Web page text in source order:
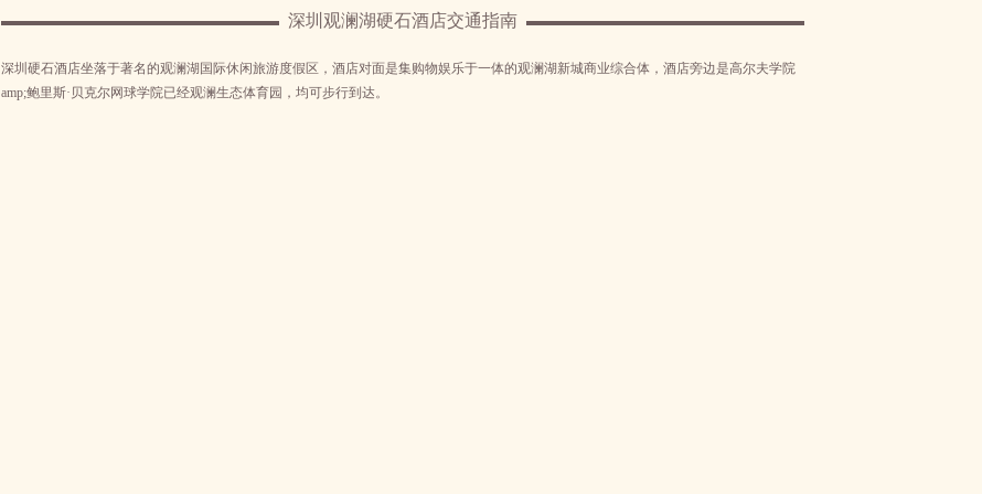
深圳观澜湖硬石酒店交通指南
深圳硬石酒店坐落于著名的观澜湖国际休闲旅游度假区，酒店对面是集购物娱乐于一体的观澜湖新城商业综合体，酒店旁边是高尔夫学院
amp;鲍里斯·贝克尔网球学院已经观澜生态体育园，均可步行到达。